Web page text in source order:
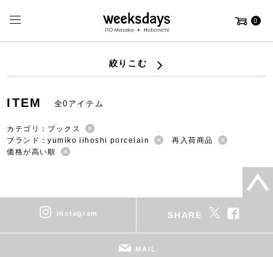
0
絞りこむ
ITEM 全0アイテム
カテゴリ：ブックス
ブランド：yumiko iihoshi porcelain
再入荷商品
価格が高い順
instagram SHARE
MAIL